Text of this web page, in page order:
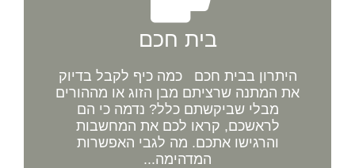
בית חכם
היתרון בבית חכם כמה כיף לקבל בדיוק
את המתנה שרציתם מבן הזוג או מההורים
מבלי שביקשתם כלל? נדמה כי הם
לראשכם, קראו לכם את המחשבות
והרגישו אתכם. מה לגבי האפשרות
המדהימה...